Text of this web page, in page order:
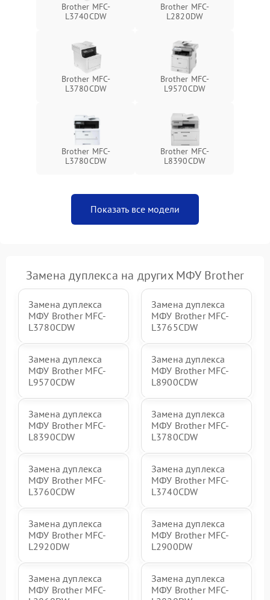
Brother MFC-
L3740CDW
Brother MFC-
L2820DW
Brother MFC-
L3780CDW
Brother MFC-
L9570CDW
Brother MFC-
L3780CDW
Brother MFC-
L8390CDW
Показать все модели
Замена дуплекса на других МФУ Brother
Замена дуплекса
МФУ Brother MFC-
L3780CDW
Замена дуплекса
МФУ Brother MFC-
L3765CDW
Замена дуплекса
МФУ Brother MFC-
L9570CDW
Замена дуплекса
МФУ Brother MFC-
L8900CDW
Замена дуплекса
МФУ Brother MFC-
L8390CDW
Замена дуплекса
МФУ Brother MFC-
L3780CDW
Замена дуплекса
МФУ Brother MFC-
L3760CDW
Замена дуплекса
МФУ Brother MFC-
L3740CDW
Замена дуплекса
МФУ Brother MFC-
L2920DW
Замена дуплекса
МФУ Brother MFC-
L2900DW
Замена дуплекса
МФУ Brother MFC-
Замена дуплекса
МФУ Brother MFC-